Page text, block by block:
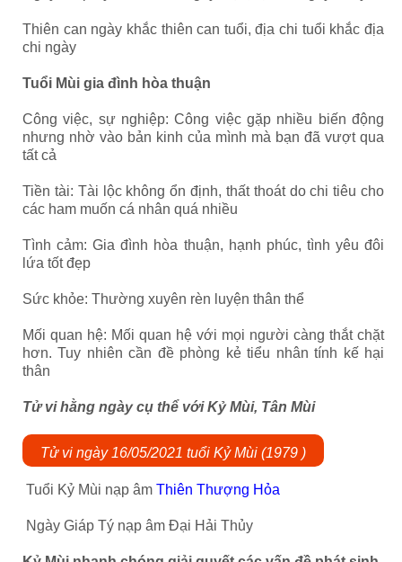
Thiên can ngày khắc thiên can tuổi, địa chi tuổi khắc địa
chi ngày
Tuổi Mùi gia đình hòa thuận
Công việc, sự nghiệp: Công việc gặp nhiều biến động
nhưng nhờ vào bản kinh của mình mà bạn đã vượt qua
tất cả
Tiền tài: Tài lộc không ổn định, thất thoát do chi tiêu cho
các ham muốn cá nhân quá nhiều
Tình cảm: Gia đình hòa thuận, hạnh phúc, tình yêu đôi
lứa tốt đẹp
Sức khỏe: Thường xuyên rèn luyện thân thể
Mối quan hệ: Mối quan hệ với mọi người càng thắt chặt
hơn. Tuy nhiên cần đề phòng kẻ tiểu nhân tính kế hại
thân
Tử vi hằng ngày cụ thể với Kỷ Mùi, Tân Mùi
Tử vi ngày 16/05/2021 tuổi Kỷ Mùi (1979 )
Tuổi Kỷ Mùi nạp âm Thiên Thượng Hỏa
Ngày Giáp Tý nạp âm Đại Hải Thủy